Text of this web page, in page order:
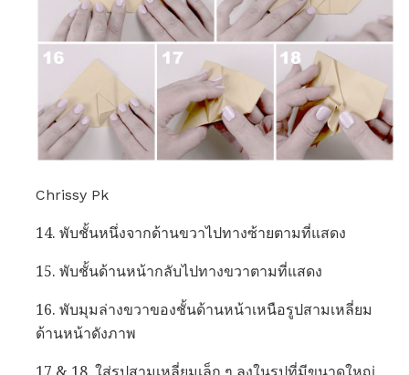
Chrissy Pk
14. พับชั้นหนึ่งจากด้านขวาไปทางซ้ายตามที่แสดง
15. พับชั้นด้านหน้ากลับไปทางขวาตามที่แสดง
16. พับมุมล่างขวาของชั้นด้านหน้าเหนือรูปสามเหลี่ยม
ด้านหน้าดังภาพ